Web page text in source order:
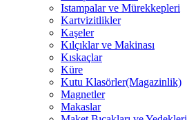
Istampalar ve Mürekkepleri
Kartvizitlikler
Kaşeler
Kılçıklar ve Makinası
Kıskaçlar
Küre
Kutu Klasörler(Magazinlik)
Magnetler
Makaslar